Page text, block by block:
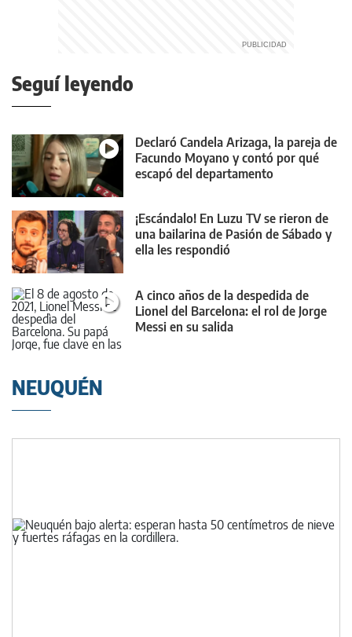
Seguí leyendo
Declaró Candela Arizaga, la pareja de
Facundo Moyano y contó por qué
escapó del departamento
¡Escándalo! En Luzu TV se rieron de
una bailarina de Pasión de Sábado y
ella les respondió
A cinco años de la despedida de
Lionel del Barcelona: el rol de Jorge
Messi en su salida
NEUQUÉN